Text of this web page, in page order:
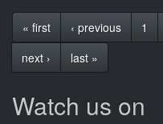
« first ‹ previous 1
next ›
last »
Watch us on